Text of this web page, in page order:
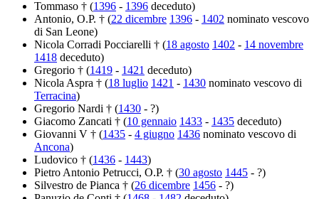
Tommaso † (1396 - 1396 deceduto)
Antonio, O.P. † (22 dicembre 1396 - 1402 nominato vescovo
di San Leone)
Nicola Corradi Pocciarelli † (18 agosto 1402 - 14 novembre
1418 deceduto)
Gregorio † (1419 - 1421 deceduto)
Nicola Aspra † (18 luglio 1421 - 1430 nominato vescovo di
Terracina)
Gregorio Nardi † (1430 - ?)
Giacomo Zancati † (10 gennaio 1433 - 1435 deceduto)
Giovanni V † (1435 - 4 giugno 1436 nominato vescovo di
Ancona)
Ludovico † (1436 - 1443)
Pietro Antonio Petrucci, O.P. † (30 agosto 1445 - ?)
Silvestro de Pianca † (26 dicembre 1456 - ?)